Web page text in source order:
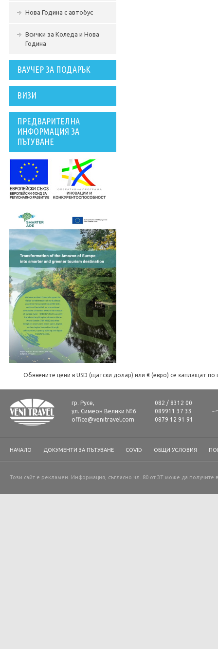
Нова Година с автобус
Всички за Коледа и Нова
Година
ВАУЧЕР ЗА ПОДАРЪК
ВИЗИ
ПРЕДВАРИТЕЛНА
ИНФОРМАЦИЯ ЗА
ПЪТУВАНЕ
Обявените цени в USD (щатски долар) или € (евро) се заплащат
гр. Русе,
ул. Симеон Велики №6
office@venitravel.com
082 / 8312 00
089911 37 33
0879 12 91 91
НАЧАЛО ДОКУМЕНТИ ЗА ПЪТУВАНЕ COVID ОБЩИ УСЛОВИЯ
Този сайт е рекламен. Информация, съгласно чл. 80 от ЗТ може да получите